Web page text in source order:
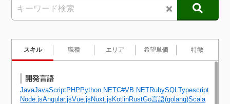
スキル 職種 エリア 希望単価 特徴
開発言語
JavaJavaScriptPHP Python.NETC#VB.NETRubySQLTypescript
Node.jsAngular.jsVue.js Nuxt.js KotlinRustGo言語(golang)Scala